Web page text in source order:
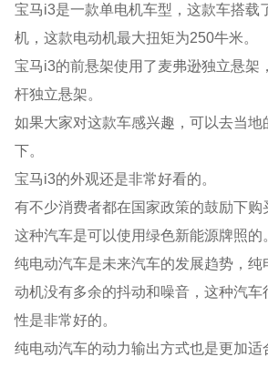
宝马i3是一款单电机车型，这款车搭载
机，这款电动机最大扭矩为250牛米。
宝马i3的前悬架使用了麦弗逊独立悬架
杆独立悬架。
如果大家对这款车感兴趣，可以去当地
下。
宝马i3的外观还是非常好看的。
有不少消费者都在国家政策的鼓励下购
这种汽车是可以使用绿色新能源牌照的
纯电动汽车是未来汽车的发展趋势，纯
动机没有多余的抖动和噪音，这种汽车
性是非常好的。
纯电动汽车的动力输出方式也是更加适